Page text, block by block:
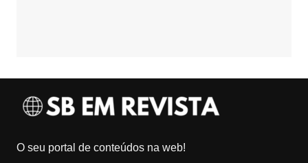
O seu portal de conteúdos na web!